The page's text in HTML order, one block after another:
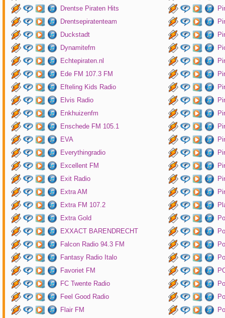
Drentse Piraten Hits
Drentsepiratenteam
Duckstadt
Dynamitefm
Echtepiraten.nl
Ede FM 107.3 FM
Efteling Kids Radio
Elvis Radio
Enkhuizenfm
Enschede FM 105.1
EVA
Everythingradio
Excellent FM
Exit Radio
Extra AM
Extra FM 107.2
Extra Gold
EXXACT BARENDRECHT
Falcon Radio 94.3 FM
Fantasy Radio Italo
Favoriet FM
FC Twente Radio
Feel Good Radio
Flair FM